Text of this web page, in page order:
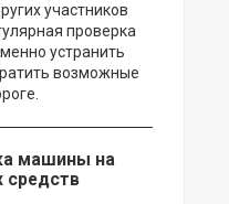
участников
проверка
устранить
возможные
машины на
средств